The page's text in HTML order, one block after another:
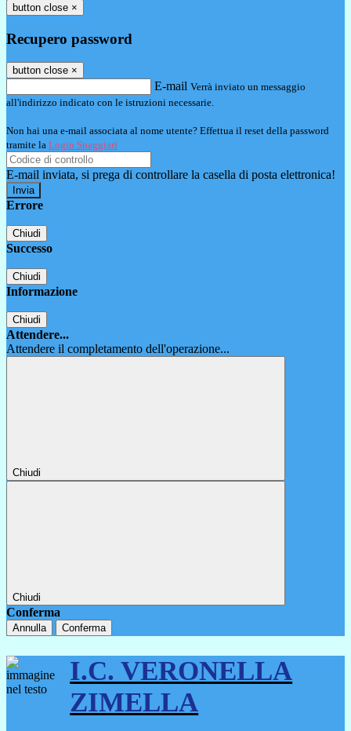
button close ×
Recupero password
button close ×
E-mail Verrà inviato un messaggio
all'indirizzo indicato con le istruzioni necessarie.
Non hai una e-mail associata al nome utente? Effettua il reset della password
tramite la Login Spaggiari
E-mail inviata, si prega di controllare la casella di posta elettronica!
Errore
Chiudi
Successo
Chiudi
Informazione
Chiudi
Attendere...
Attendere il completamento dell'operazione...
Chiudi
Chiudi
Conferma
Annulla Conferma
I.C. VERONELLA
ZIMELLA